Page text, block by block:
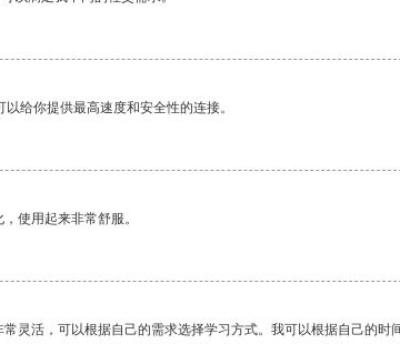
给你提供最高速度和安全性的连接。
使用起来非常舒服。
灵活，可以根据自己的需求选择学习方式。我可以根据自己的时